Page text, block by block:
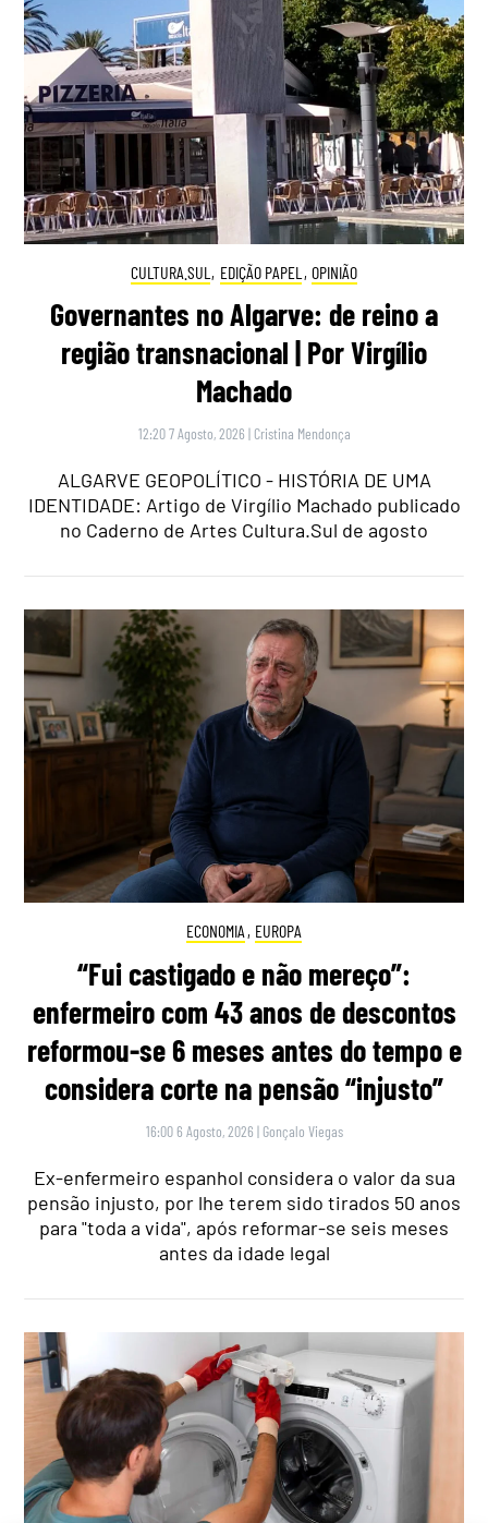
CULTURA.SUL , EDIÇÃO PAPEL , OPINIÃO
Governantes no Algarve: de reino a
região transnacional | Por Virgílio
Machado
12:20 7 Agosto, 2026 | Cristina Mendonça
ALGARVE GEOPOLÍTICO - HISTÓRIA DE UMA
IDENTIDADE: Artigo de Virgílio Machado publicado
no Caderno de Artes Cultura.Sul de agosto
ECONOMIA , EUROPA
“Fui castigado e não mereço”:
enfermeiro com 43 anos de descontos
reformou-se 6 meses antes do tempo e
considera corte na pensão “injusto”
16:00 6 Agosto, 2026 | Gonçalo Viegas
Ex-enfermeiro espanhol considera o valor da sua
pensão injusto, por lhe terem sido tirados 50 anos
para "toda a vida", após reformar-se seis meses
antes da idade legal